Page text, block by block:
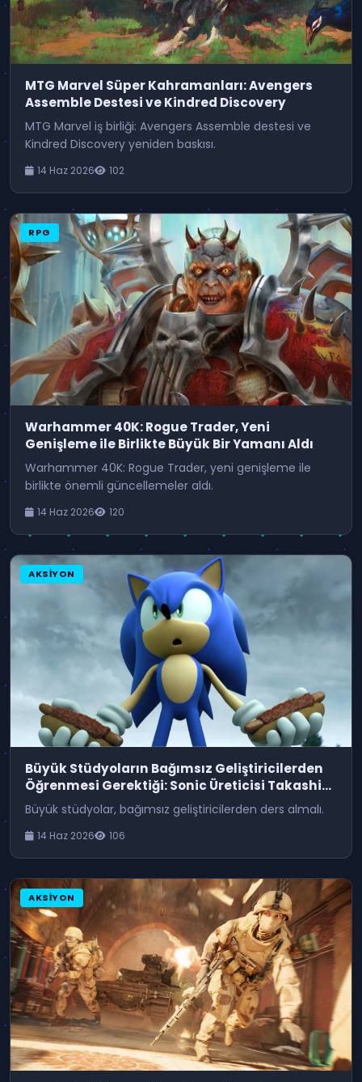
MTG Marvel Süper Kahramanları: Avengers
Assemble Destesi ve Kindred Discovery
MTG Marvel iş birliği: Avengers Assemble destesi ve
Kindred Discovery yeniden baskısı.
14 Haz 2026 102
RPG
Warhammer 40K: Rogue Trader, Yeni
Genişleme ile Birlikte Büyük Bir Yamanı Aldı
Warhammer 40K: Rogue Trader, yeni genişleme ile
birlikte önemli güncellemeler aldı.
14 Haz 2026 120
AKSIYON
Büyük Stüdyoların Bağımsız Geliştiricilerden
Öğrenmesi Gerektiği: Sonic Üreticisi Takashi
Iizuka'nın Görüşleri
Büyük stüdyolar, bağımsız geliştiricilerden ders almalı.
14 Haz 2026 106
AKSIYON